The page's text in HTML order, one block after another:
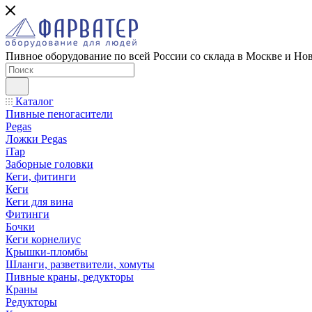
Пивное оборудование по всей России со склада в Москве и
Каталог
Пивные пеногасители
Pegas
Ложки Pegas
iTap
Заборные головки
Кеги, фитинги
Кеги
Кеги для вина
Фитинги
Бочки
Кеги корнелиус
Крышки-пломбы
Шланги, разветвители, хомуты
Пивные краны, редукторы
Краны
Редукторы